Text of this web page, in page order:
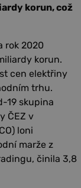
korun, což
rok 2020
korun.
cen elektřiny
trhu.
19 skupina
ČEZ v
loni
marže z
činila 3,8